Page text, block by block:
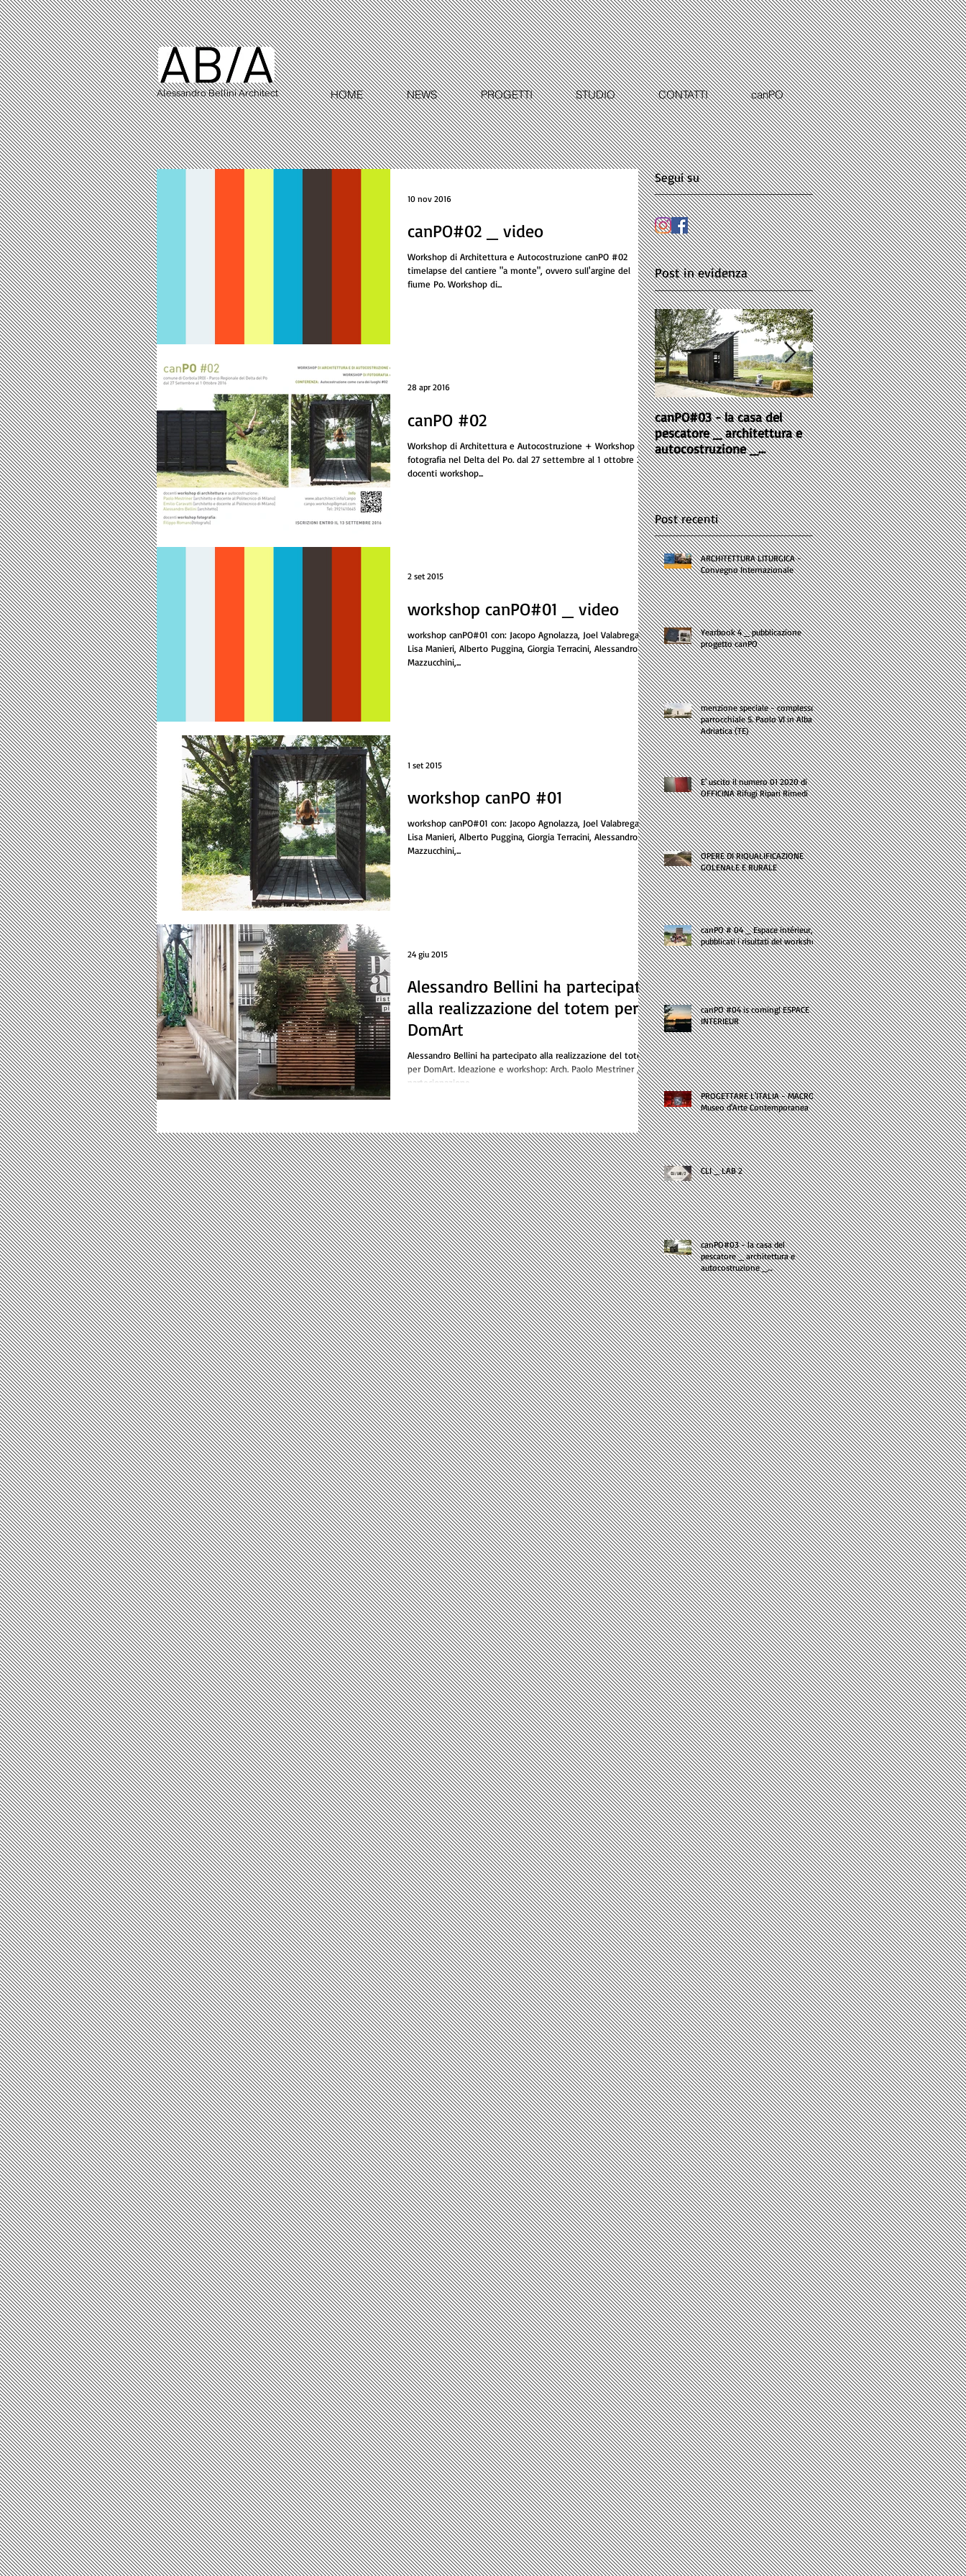
Alessandro Bellini Architect HOME NEWS PROGETTI STUDIO CONTATTI canPO
canPO#02 _ video
Workshop di Architettura e Autocostruzione canPO #02
timelapse del cantiere "a monte", ovvero sull'argine del
fiume Po. Workshop di...
10 nov 2016
canPO #02
Workshop di Architettura e Autocostruzione + Workshop di
fotografia nel Delta del Po. dal 27 settembre al 1 ottobre 2016
docenti workshop...
28 apr 2016
workshop canPO#01 _ video
workshop canPO#01 con: Jacopo Agnolazza, Joel Valabrega,
Lisa Manieri, Alberto Puggina, Giorgia Terracini, Alessandro
Mazzucchini,...
2 set 2015
workshop canPO #01
workshop canPO#01 con: Jacopo Agnolazza, Joel Valabrega,
Lisa Manieri, Alberto Puggina, Giorgia Terracini, Alessandro
Mazzucchini,...
1 set 2015
Alessandro Bellini ha partecipato
alla realizzazione del totem per
DomArt
Alessandro Bellini ha partecipato alla realizzazione del totem
per DomArt. Ideazione e workshop: Arch. Paolo Mestriner ,
parteciopazione...
24 giu 2015
Segui su
Post in evidenza
canPO#03 - la casa del
pescatore _ architettura e
autocostruzione _
microarchitettura realizzata
dal
canPO#02 _ architettura e
autocostruzione _
microarchitettura
dal workshop.
Post recenti
ARCHITETTURA LITURGICA -
Convegno Internazionale
Yearbook 4 _ pubblicazione
progetto canPO
menzione speciale - complesso
parrocchiale S. Paolo VI in Alba
Adriatica (TE)
E' uscito il numero 01 2020 di
OFFICINA Rifugi Ripari Rimedi
OPERE DI RIQUALIFICAZIONE
GOLENALE E RURALE
canPO # 04 _ Espace intérieur,
pubblicati i risultati del workshop
canPO #04 is coming! ESPACE
INTERIEUR
PROGETTARE L'ITALIA - MACRO -
Museo d'Arte Contemporanea
CLI _ LAB 2
canPO#03 - la casa del
pescatore _ architettura e
autocostruzione _
microarchitettura realizzata dal